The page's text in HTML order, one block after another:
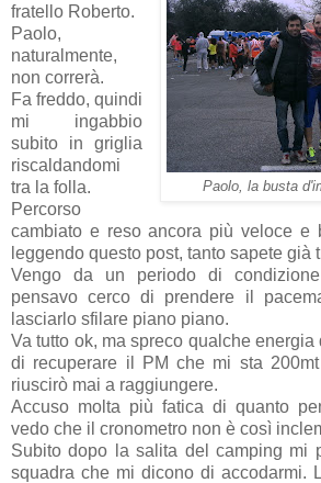
Paolo, la busta
fratello Roberto.
Paolo,
naturalmente,
non correrà.
Fa freddo, quindi
mi ingabbio
subito in griglia
riscaldandomi
tra la folla.
Percorso
cambiato e reso ancora più veloce e
leggendo questo post, tanto sapete già
Vengo da un periodo di
pensavo cerco di prendere il
lasciarlo sfilare piano piano.
Va tutto ok, ma spreco qualche energia
di recuperare il PM che mi sta
riuscirò mai a raggiungere.
Accuso molta più fatica di quanto
vedo che il cronometro non è così
Subito dopo la salita del camping mi
squadra che mi dicono di accodarmi.